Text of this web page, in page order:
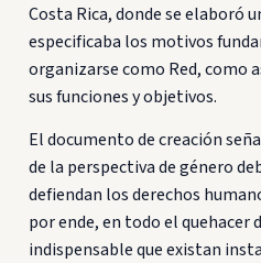
Costa Rica, donde se elaboró
especificaba los motivos
organizarse como Red, como
sus funciones y objetivos.
El documento de creación
de la perspectiva de género
defiendan los derechos
por ende, en todo el quehacer
indispensable que existan